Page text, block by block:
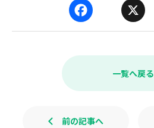
a
e
k
一覧へ戻る
前の記事へ